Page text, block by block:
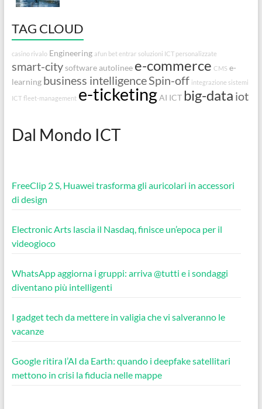
TAG CLOUD
casino rivalo Engineering afun bet entrar soluzioni ICT personalizzate
smart-citysoftware autolinee e-commerce CMS e-
learning business intelligenceSpin-off integrazione sistemi
ICT fleet-management e-ticketingAI ICT big-data iot
Dal Mondo ICT
FreeClip 2 S, Huawei trasforma gli auricolari in accessori
di design
Electronic Arts lascia il Nasdaq, finisce un’epoca per il
videogioco
WhatsApp aggiorna i gruppi: arriva @tutti e i sondaggi
diventano più intelligenti
I gadget tech da mettere in valigia che vi salveranno le
vacanze
Google ritira l’AI da Earth: quando i deepfake satellitari
mettono in crisi la fiducia nelle mappe